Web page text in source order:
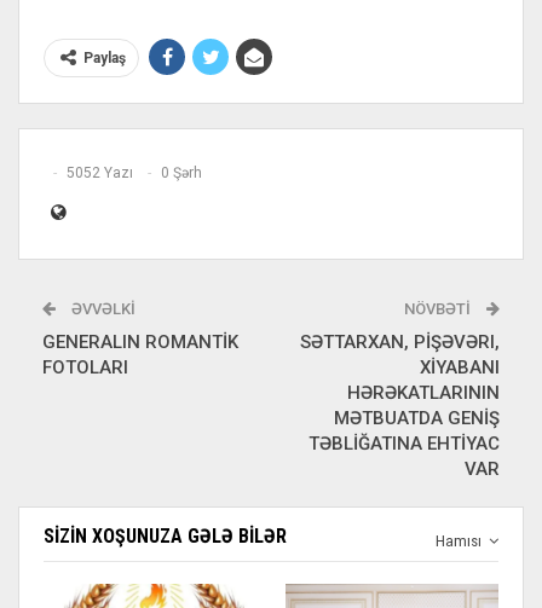
Paylaş
5052 Yazı 0 Şərh
ƏVVƏLKI
GENERALIN ROMANTİK
FOTOLARI
NÖVBƏTI
SƏTTARXAN, PİŞƏVƏRI,
XİYABANI
HƏRƏKATLARININ
MƏTBUATDA GENİŞ
TƏBLİĞATINA EHTİYAC
VAR
Hamısı
SIZIN XOŞUNUZA GƏLƏ BILƏR